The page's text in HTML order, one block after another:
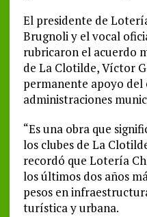
El presidente de
Brugnoli y el vocal
rubricaron el acuerdo
de La Clotilde, Víctor
permanente apoyo del
administraciones
“Es una obra que
los clubes de La
recordó que Lotería
los últimos dos años
pesos en
turística y urbana.